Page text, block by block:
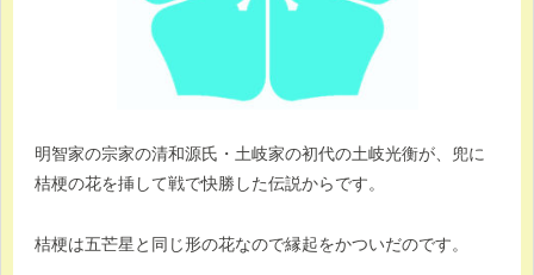
明智家の宗家の清和源氏・土岐家の初代の土岐光衡が、兜に
桔梗の花を挿して戦で快勝した伝説からです。
桔梗は五芒星と同じ形の花なので縁起をかついだのです。